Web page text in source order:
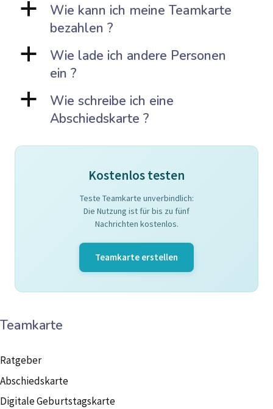
a
Wie kann ich meine Teamkarte
bezahlen ?
a
Wie lade ich andere Personen
ein ?
a
Wie schreibe ich eine
Abschiedskarte ?
Kostenlos testen
Teste Teamkarte unverbindlich:
Die Nutzung ist für bis zu fünf
Nachrichten kostenlos.
Teamkarte erstellen
Teamkarte
Ratgeber
Abschiedskarte
Digitale Geburtstagskarte